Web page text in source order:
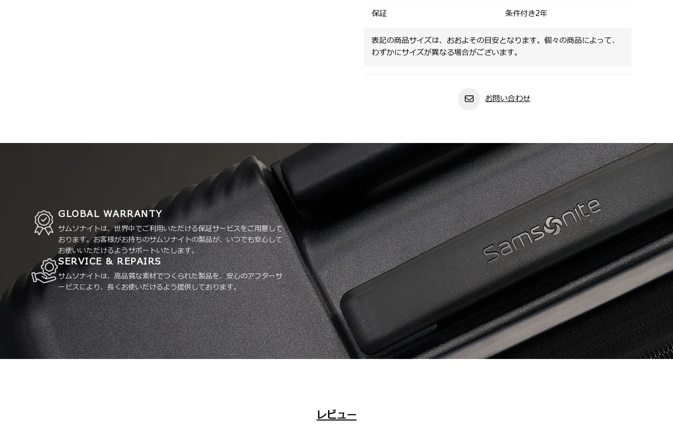
保証 条件付き2年
表記の商品サイズは、おおよその目安となります。個々の商品によって、
わずかにサイズが異なる場合がございます。
お問い合わせ
GLOBAL WARRANTY
サムソナイトは、世界中でご利用いただける保証サービスをご用意して
おります。お客様がお持ちのサムソナイトの製品が、いつでも安心して
お使いいただけるようサポートいたします。
SERVICE & REPAIRS
サムソナイトは、高品質な素材でつくられた製品を、安心のアフターサ
ービスにより、長くお使いだけるよう提供しております。
レビュー